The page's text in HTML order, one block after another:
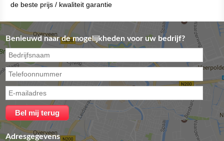
de beste prijs / kwaliteit garantie
Benieuwd naar de mogelijkheden voor uw bedrijf?
Adresgegevens